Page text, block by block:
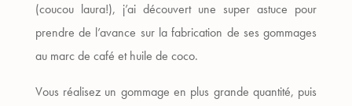
(coucou laura!), j’ai découvert une super astuce pour
prendre de l’avance sur la fabrication de ses gommages
au marc de café et huile de coco.
Vous réalisez un gommage en plus grande quantité, puis